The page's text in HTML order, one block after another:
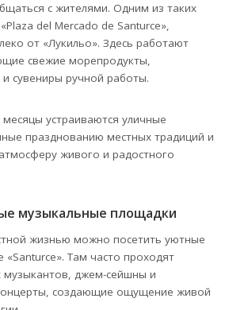
с жителями. Одним из таких
del Mercado de Santurce»,
от «Лукильо». Здесь работают
свежие морепродукты,
сувениры ручной работы.
устраиваются уличные
празднованию местных традиций и
живого и радостного
музыкальные площадки
жизнью можно посетить уютные
Там часто проходят
музыкантов, джем-сейшны и
создающие ощущение живой